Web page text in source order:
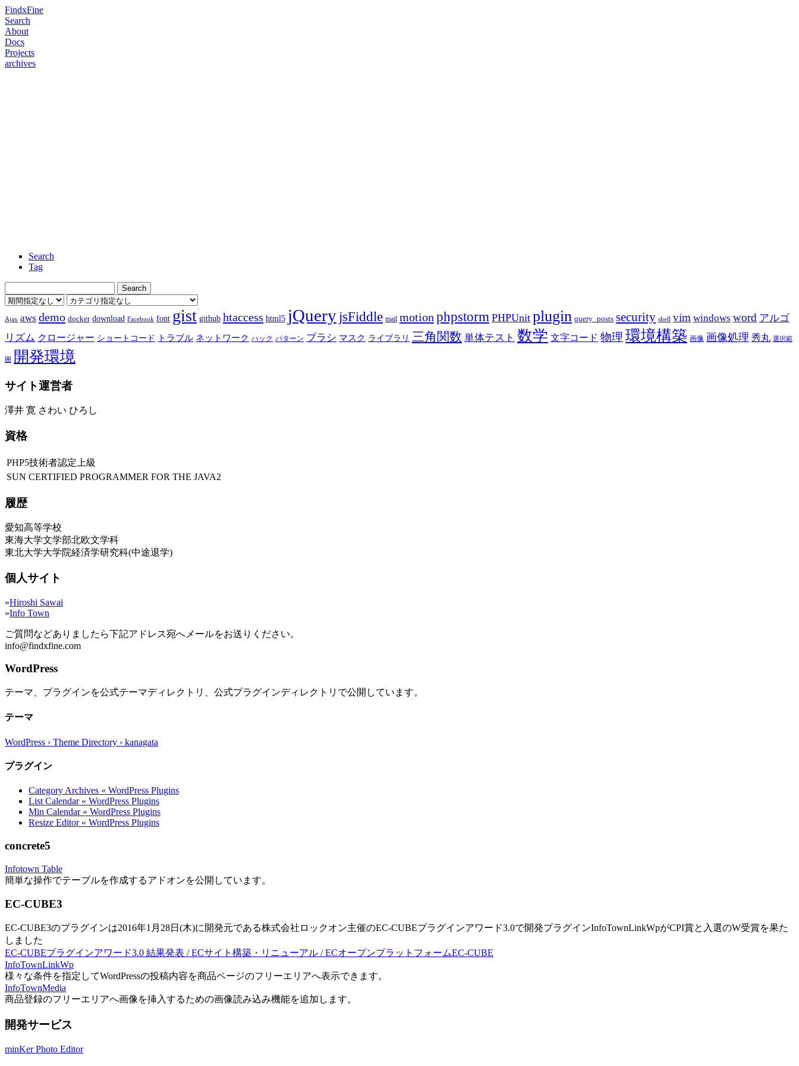
FindxFine
Search
About
Docs
Projects
archives
Search
Tag
Ajax aws demo docker download Facebook font gist github htaccess html5 jQuery jsFiddle mail motion phpstorm PHPUnit plugin query_posts security shell vim windows word アルゴ
リズム クロージャー ショートコード トラブル ネットワーク ハック パターン ブラシ マスク ライブラリ 三角関数 単体テスト 数学 文字コード 物理 環境構築 画像 画像処理 秀丸 選択範
囲 開発環境
サイト運営者
澤井 寛 さわい ひろし
資格
PHP5技術者認定上級
SUN CERTIFIED PROGRAMMER FOR THE JAVA2
履歴
愛知高等学校
東海大学文学部北欧文学科
東北大学大学院経済学研究科(中途退学)
個人サイト
»Hiroshi Sawai
»Info Town
ご質問などありましたら下記アドレス宛へメールをお送りください。
info@findxfine.com
WordPress
テーマ、プラグインを公式テーマディレクトリ、公式プラグインディレクトリで公開しています。
テーマ
WordPress › Theme Directory › kanagata
プラグイン
Category Archives « WordPress Plugins
List Calendar « WordPress Plugins
Min Calendar « WordPress Plugins
Resize Editor « WordPress Plugins
concrete5
Infotown Table
簡単な操作でテーブルを作成するアドオンを公開しています。
EC-CUBE3
EC-CUBE3のプラグインは2016年1月28日(木)に開発元である株式会社ロックオン主催のEC-CUBEプラグインアワード3.0で開発プラグインInfoTownLinkWpがCPI賞と入選のW受賞を果た
しました
EC-CUBEプラグインアワード3.0 結果発表 / ECサイト構築・リニューアル / ECオープンプラットフォームEC-CUBE
InfoTownLinkWp
様々な条件を指定してWordPressの投稿内容を商品ページのフリーエリアへ表示できます。
InfoTownMedia
商品登録のフリーエリアへ画像を挿入するための画像読み込み機能を追加します。
開発サービス
minKer Photo Editor